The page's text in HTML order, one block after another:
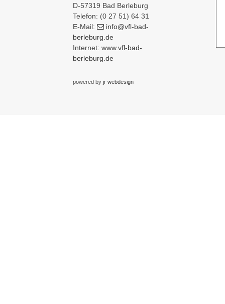
D-57319 Bad Berleburg
Telefon: (0 27 51) 64 31
E-Mail:
info@vfl-bad-
berleburg.de
Internet: www.vfl-bad-
berleburg.de
powered by jr webdesign